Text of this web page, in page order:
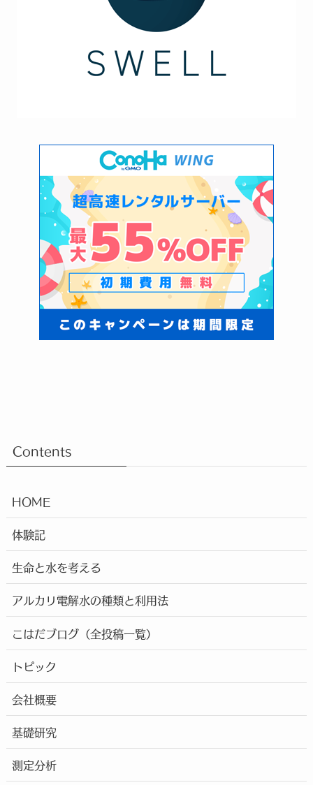
Contents
HOME
体験記
生命と水を考える
アルカリ電解水の種類と利用法
こはだブログ（全投稿一覧）
トピック
会社概要
基礎研究
測定分析